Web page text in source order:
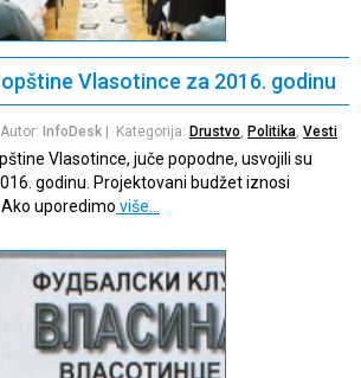
Vlasotince za 2016. godinu
InfoDesk | Kategorija: Drustvo, Politika, Vesti
Vlasotince, juče popodne, usvojili su
godinu. Projektovani budžet iznosi
uporedimo više…